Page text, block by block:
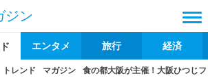
ジン
エンタメ 旅行 経済
トレンド マガジン 食の都大阪が主催！大阪ひつじ